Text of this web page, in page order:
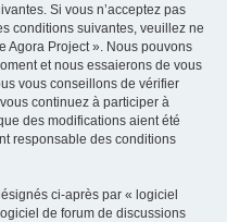
Si vous n’acceptez pas
conditions suivantes, veuillez ne
Agora Project ». Nous pouvons
et nous essaierons de vous
vous conseillons de vérifier
continuez à participer à
des modifications aient été
responsable des conditions
ci-après par « logiciel
de forum de discussions